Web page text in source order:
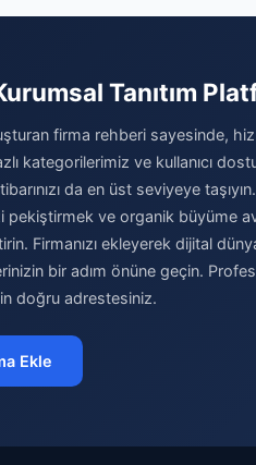
Tanıtım
firma rehberi sayesinde,
kategorilerimiz ve kullanıcı
da en üst seviyeye
ve organik büyüme
Firmanızı ekleyerek dijital
bir adım önüne geçin.
doğru adrestesiniz.
Ekle